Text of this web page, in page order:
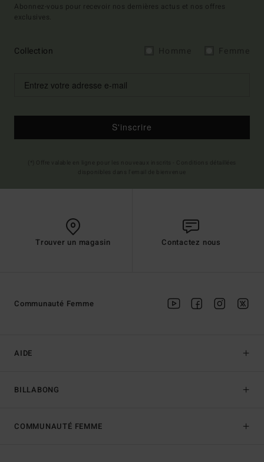
Abonnez-vous pour recevoir nos dernières actus et nos offres
exclusives.
Collection
S'inscrire
Trouver un magasin Contactez nous
AIDE
BILLABONG
Communauté Femme
COMMUNAUTÉ FEMME